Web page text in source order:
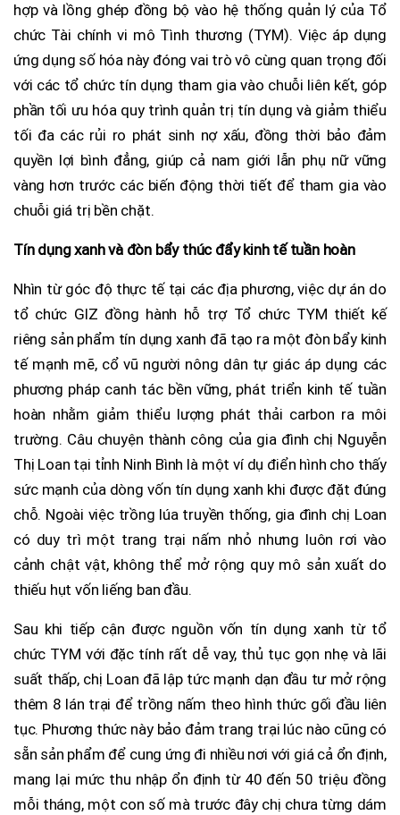
hợp và lồng ghép đồng bộ vào hệ thống quản lý của Tổ
chức Tài chính vi mô Tình thương (TYM). Việc áp dụng
ứng dụng số hóa này đóng vai trò vô cùng quan trọng đối
với các tổ chức tín dụng tham gia vào chuỗi liên kết, góp
phần tối ưu hóa quy trình quản trị tín dụng và giảm thiểu
tối đa các rủi ro phát sinh nợ xấu, đồng thời bảo đảm
quyền lợi bình đẳng, giúp cả nam giới lẫn phụ nữ vững
vàng hơn trước các biến động thời tiết để tham gia vào
chuỗi giá trị bền chặt.
Tín dụng xanh và đòn bẩy thúc đẩy kinh tế tuần hoàn
Nhìn từ góc độ thực tế tại các địa phương, việc dự án do
tổ chức GIZ đồng hành hỗ trợ Tổ chức TYM thiết kế
riêng sản phẩm tín dụng xanh đã tạo ra một đòn bẩy kinh
tế mạnh mẽ, cổ vũ người nông dân tự giác áp dụng các
phương pháp canh tác bền vững, phát triển kinh tế tuần
hoàn nhằm giảm thiểu lượng phát thải carbon ra môi
trường. Câu chuyện thành công của gia đình chị Nguyễn
Thị Loan tại tỉnh Ninh Bình là một ví dụ điển hình cho thấy
sức mạnh của dòng vốn tín dụng xanh khi được đặt đúng
chỗ. Ngoài việc trồng lúa truyền thống, gia đình chị Loan
có duy trì một trang trại nấm nhỏ nhưng luôn rơi vào
cảnh chật vật, không thể mở rộng quy mô sản xuất do
thiếu hụt vốn liếng ban đầu.
Sau khi tiếp cận được nguồn vốn tín dụng xanh từ tổ
chức TYM với đặc tính rất dễ vay, thủ tục gọn nhẹ và lãi
suất thấp, chị Loan đã lập tức mạnh dạn đầu tư mở rộng
thêm 8 lán trại để trồng nấm theo hình thức gối đầu liên
tục. Phương thức này bảo đảm trang trại lúc nào cũng có
sẵn sản phẩm để cung ứng đi nhiều nơi với giá cả ổn định,
mang lại mức thu nhập ổn định từ 40 đến 50 triệu đồng
mỗi tháng, một con số mà trước đây chị chưa từng dám